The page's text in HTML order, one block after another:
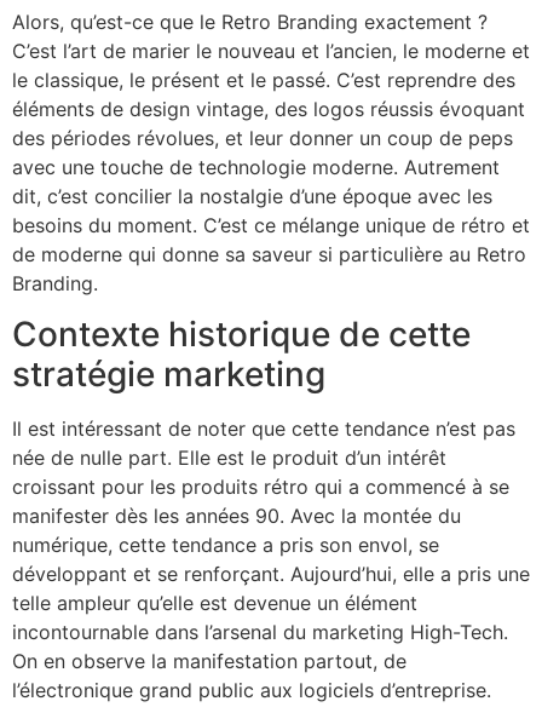
Alors, qu’est-ce que le Retro Branding exactement ?
C’est l’art de marier le nouveau et l’ancien, le moderne et
le classique, le présent et le passé. C’est reprendre des
éléments de design vintage, des logos réussis évoquant
des périodes révolues, et leur donner un coup de peps
avec une touche de technologie moderne. Autrement
dit, c’est concilier la nostalgie d’une époque avec les
besoins du moment. C’est ce mélange unique de rétro et
de moderne qui donne sa saveur si particulière au Retro
Branding.
Contexte historique de cette
stratégie marketing
Il est intéressant de noter que cette tendance n’est pas
née de nulle part. Elle est le produit d’un intérêt
croissant pour les produits rétro qui a commencé à se
manifester dès les années 90. Avec la montée du
numérique, cette tendance a pris son envol, se
développant et se renforçant. Aujourd’hui, elle a pris une
telle ampleur qu’elle est devenue un élément
incontournable dans l’arsenal du marketing High-Tech.
On en observe la manifestation partout, de
l’électronique grand public aux logiciels d’entreprise.